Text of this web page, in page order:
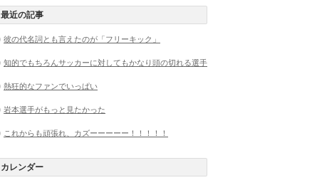
最近の記事
彼の代名詞とも言えたのが「フリーキック」
知的でもちろんサッカーに対してもかなり頭の切れる選手
熱狂的なファンでいっぱい
岩本選手がもっと見たかった
これからも頑張れ、カズーーーーー！！！！！
カレンダー